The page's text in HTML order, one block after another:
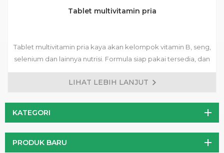
Tablet multivitamin pria
Tablet multivitamin pria kaya akan kelompok vitamin B, seng,
selenium dan lainnya nutrisi. Formula siap pakai tersedia, dan
formula yang disesuaikan adalah diterima.
LIHAT LEBIH LANJUT
KATEGORI
PRODUK BARU